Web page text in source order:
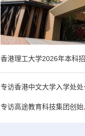
香港理工大学2026年本科
专访香港中文大学入学处
专访高途教育科技集团创始